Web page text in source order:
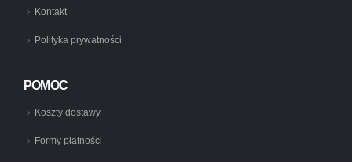
Kontakt
Polityka prywatności
POMOC
Koszty dostawy
Formy płatności